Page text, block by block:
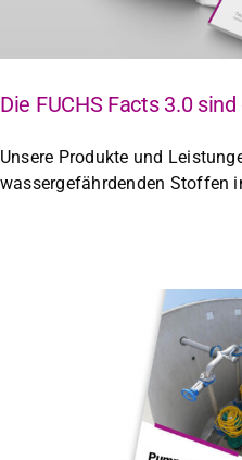
Die FUCHS Facts 3.0 sind
Unsere Produkte und
wassergefährdenden Stoffen